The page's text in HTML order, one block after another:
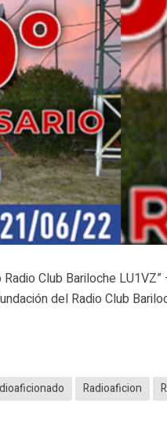
Radio Club Bariloche
del Radio Club
Radioaficion